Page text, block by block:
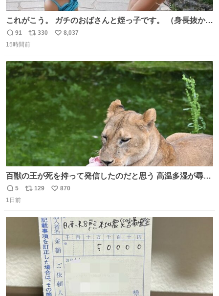
これがこう。 ガチのおばさんと姪っ子です。 （身長抜かさ
返
信
91
リ
ポ
ト
数
330
い
数
8,037
15時間前
百獣の王が死を持って発信したのだと思う 高温多湿が尋常
でない日本の夏 どうか早急に飼育の環境を見直して 動物の
命を護ってください…と 治療中のライオンが助かりますよ
動物公園にて 残念ながら個体の識別は出来ません
返
信
5
リ
129
い
数
870
1日前